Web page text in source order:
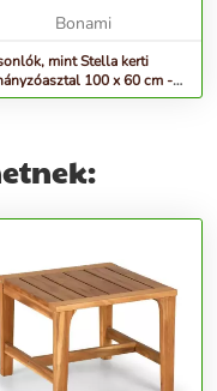
Bonami
mint Stella kerti
100 x 60 cm -
Selection